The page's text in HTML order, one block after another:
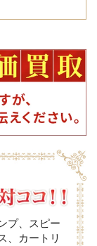
プ、スピー
、カートリ